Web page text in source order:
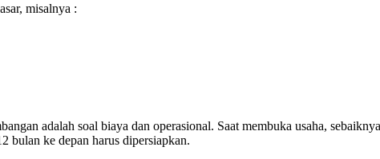
misalnya :
adalah soal biaya dan operasional. Saat membuka usaha,
bulan ke depan harus dipersiapkan.